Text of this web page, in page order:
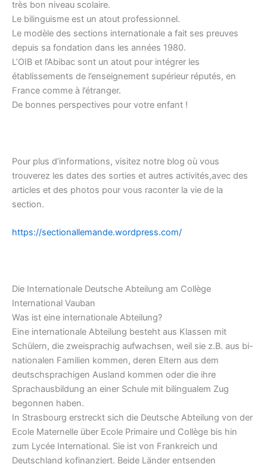
très bon niveau scolaire.
Le bilinguisme est un atout professionnel.
Le modèle des sections internationale a fait ses preuves
depuis sa fondation dans les années 1980.
L’OIB et l’Abibac sont un atout pour intégrer les
établissements de l’enseignement supérieur réputés, en
France comme à l’étranger.
De bonnes perspectives pour votre enfant !
Pour plus d’informations, visitez notre blog où vous
trouverez les dates des sorties et autres activités,avec des
articles et des photos pour vous raconter la vie de la
section.
https://sectionallemande.wordpress.com/
Die Internationale Deutsche Abteilung am Collège
International Vauban
Was ist eine internationale Abteilung?
Eine internationale Abteilung besteht aus Klassen mit
Schülern, die zweisprachig aufwachsen, weil sie z.B. aus bi-
nationalen Familien kommen, deren Eltern aus dem
deutschsprachigen Ausland kommen oder die ihre
Sprachausbildung an einer Schule mit bilingualem Zug
begonnen haben.
In Strasbourg erstreckt sich die Deutsche Abteilung von der
Ecole Maternelle über Ecole Primaire und Collège bis hin
zum Lycée International. Sie ist von Frankreich und
Deutschland kofinanziert. Beide Länder entsenden